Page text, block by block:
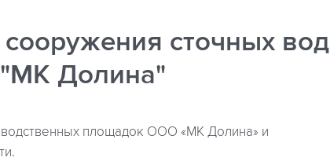
сточных вод
"МК Долина"
площадок ООО «МК Долина» и